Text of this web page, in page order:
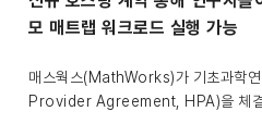
모 매트랩 워크로드 실행 가능
매스웍스(MathWorks)가 기초과학
Provider Agreement, HPA)을 체결